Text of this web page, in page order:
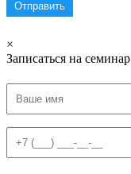
×
Записаться на семинар